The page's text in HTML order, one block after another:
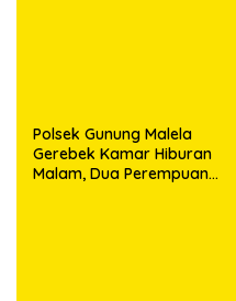
Polsek Gunung Malela
Gerebek Kamar Hiburan
Malam, Dua Perempuan